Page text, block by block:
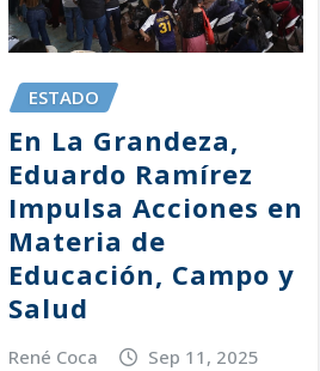
ESTADO
En La Grandeza,
Eduardo Ramírez
Impulsa Acciones en
Materia de
Educación, Campo y
Salud
René Coca
Sep 11, 2025